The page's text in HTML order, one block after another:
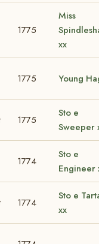
1775
Miss
xx
1775 Young
1775
Sto e
Sweeper
1774
Sto e
Engineer
1774
Sto e
xx